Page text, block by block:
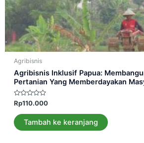
Agribisnis
Agribisnis Inklusif Papua:
Pertanian Yang Memberdayakan
Dinilai
0
dari
5
Rp110.000
Tambah ke keranjang